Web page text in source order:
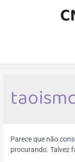
Parece que não
procurando. Talvez